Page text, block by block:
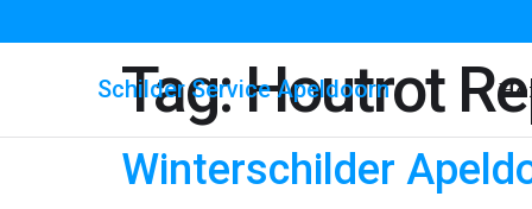
Schilder Service Apeldoorn
Tag:Houtrot
Winterschilder